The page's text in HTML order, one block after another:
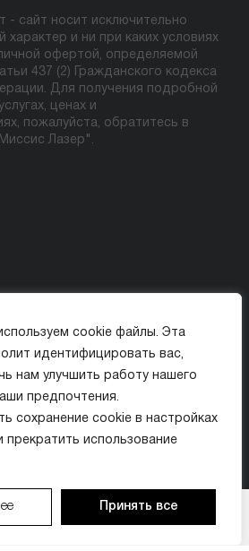
cookie файлы. Эта
идентифицировать вас,
нам улучшить работу нашего
предпочтения.
сохранение cookie в настройках
прекратить использование
Принять все
- сайт носит исключительно
и ни при каких условиях
офертой, определяемой
437 (2) Гражданского кодекса
Для получения подробной
ценах и
пожалуйста, обратитесь в
Лазер".
© ООО «МИССИС ЛЭ»
ПРОКОНСУЛЬТИРУЙТЕСЬ С ВРАЧОМ.
ВАШ БОНУС:
0₽
ЛЭ» (ИНН 9704018410). Период проведения: с 01.01.2026
в виде скидки на услуги клиники. Бонусы не